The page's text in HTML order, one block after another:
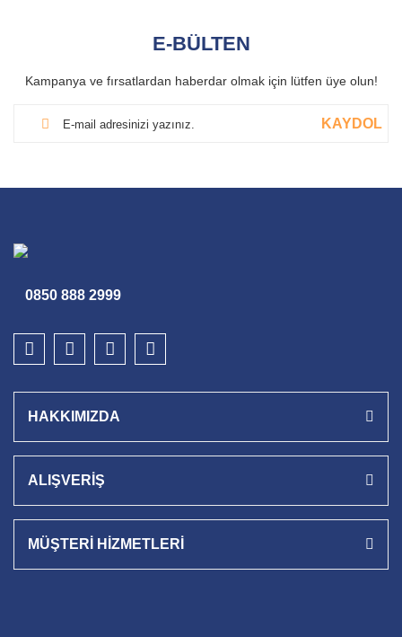
E-BÜLTEN
Kampanya ve fırsatlardan haberdar olmak için lütfen üye olun!
KAYDOL
0850 888 2999
HAKKIMIZDA
ALIŞVERİŞ
MÜŞTERİ HİZMETLERİ